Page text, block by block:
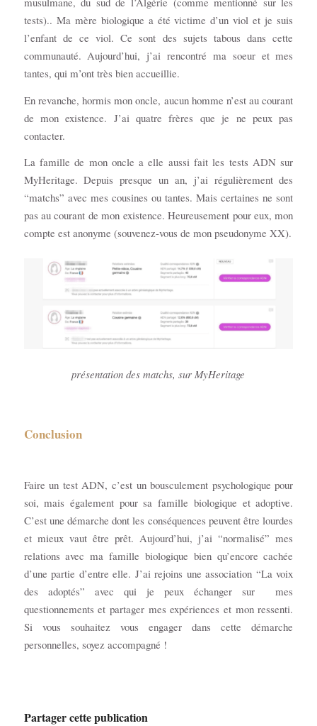
tests).. Ma mère biologique a été victime d’un viol et je suis
l’enfant de ce viol. Ce sont des sujets tabous dans cette
communauté. Aujourd’hui, j’ai rencontré ma soeur et mes
tantes, qui m’ont très bien accueillie.
En revanche, hormis mon oncle, aucun homme n’est au courant
de mon existence. J’ai quatre frères que je ne peux pas
contacter.
La famille de mon oncle a elle aussi fait les tests ADN sur
MyHeritage. Depuis presque un an, j’ai régulièrement des
“matchs” avec mes cousines ou tantes. Mais certaines ne sont
pas au courant de mon existence. Heureusement pour eux, mon
compte est anonyme (souvenez-vous de mon pseudonyme XX).
présentation des matchs, sur MyHeritage
Conclusion
Faire un test ADN, c’est un bousculement psychologique pour
soi, mais également pour sa famille biologique et adoptive.
C’est une démarche dont les conséquences peuvent être lourdes
et mieux vaut être prêt. Aujourd’hui, j’ai “normalisé” mes
relations avec ma famille biologique bien qu’encore cachée
d’une partie d’entre elle. J’ai rejoins une association “La voix
des adoptés” avec qui je peux échanger sur mes
questionnements et partager mes expériences et mon ressenti.
Si vous souhaitez vous engager dans cette démarche
personnelles, soyez accompagné !
Partager cette publication